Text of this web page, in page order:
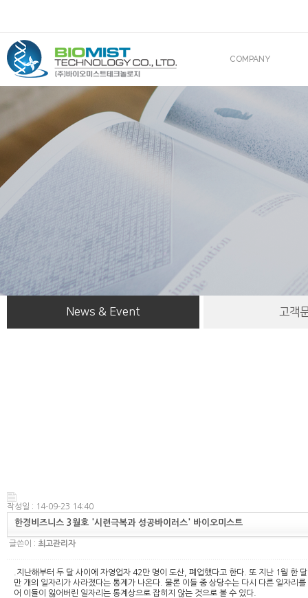
COMPANY
조직도
산업재산권
News & Event 고객
작성일 : 14-09-23 14:40
한경비즈니스 3월호 '시련극복과 성공바이러스' 바이오미스트
글쓴이 : 최고관리자
.지난해부터 두 달 사이에 자영업자 42만 명이 도산, 폐업했다고 한다. 또 지난 1월 한
만 개의 일자리가 사라졌다는 통계가 나온다. 물론 이들 중 상당수는 다시 다른 일자리
어 이들이 잃어버린 일자리는 통계상으로 잡히지 않는 것으로 볼 수 있다.